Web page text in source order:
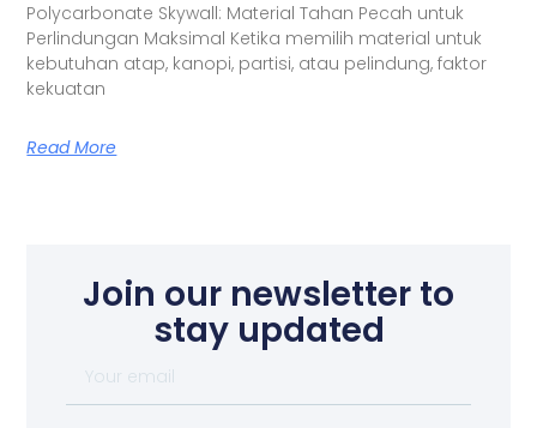
Polycarbonate Skywall: Material Tahan Pecah untuk
Perlindungan Maksimal Ketika memilih material untuk
kebutuhan atap, kanopi, partisi, atau pelindung, faktor
kekuatan
Read More
Join our newsletter to
stay updated